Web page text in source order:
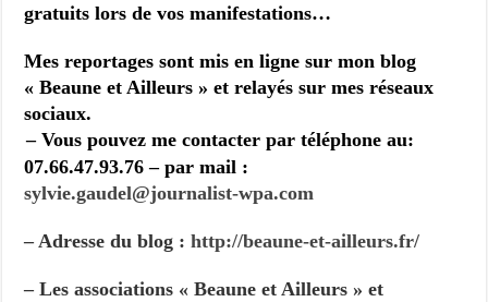
gratuits lors de vos manifestations…
Mes reportages sont mis en ligne sur mon blog
« Beaune et Ailleurs » et relayés sur mes réseaux
sociaux.
– Vous pouvez me contacter par téléphone au:
07.66.47.93.76 – par mail :
sylvie.gaudel@journalist-wpa.com
– Adresse du blog :http://beaune-et-ailleurs.fr/
– Les associations « Beaune et Ailleurs » et